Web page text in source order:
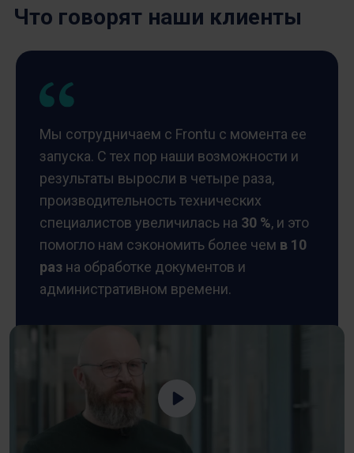
Что говорят наши клиенты
Мы сотрудничаем с Frontu с момента ее
запуска. С тех пор наши возможности и
результаты выросли в четыре раза,
производительность технических
специалистов увеличилась на 30 %, и это
помогло нам сэкономить более чем в 10
раз на обработке документов и
административном времени.